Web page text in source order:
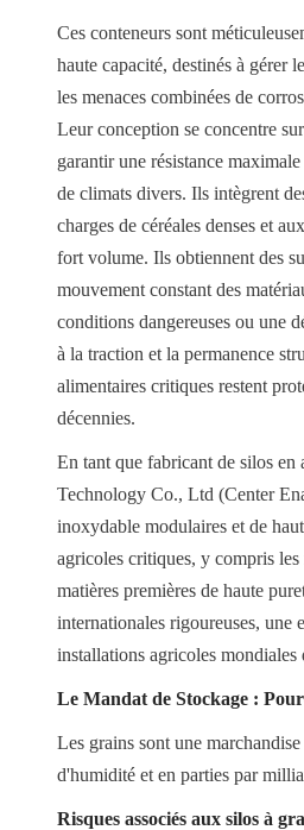
Ces conteneurs sont
haute capacité, destinés à gérer
les menaces combinées de
Leur conception se concentre
garantir une résistance
de climats divers. Ils intègrent
charges de céréales denses et
fort volume. Ils obtiennent des
mouvement constant des
conditions dangereuses ou une
à la traction et la permanence
alimentaires critiques restent
décennies.
En tant que fabricant de silos
Technology Co., Ltd (Center
inoxydable modulaires et de
agricoles critiques, y compris les
matières premières de haute
internationales rigoureuses, une
installations agricoles mondiales
Le Mandat de Stockage :
Les grains sont une
d'humidité et en parties par
Risques associés aux silos à